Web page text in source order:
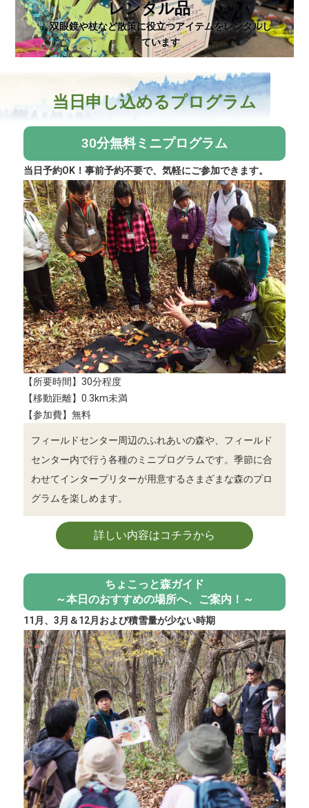
レンタル品
双眼鏡や杖など散策に役立つアイテムをレンタルし
ています
当日申し込めるプログラム
30分無料ミニプログラム
当日予約OK！事前予約不要で、気軽にご参加できます。
【所要時間】30分程度
【移動距離】0.3km未満
【参加費】無料
フィールドセンター周辺のふれあいの森や、フィールド
センター内で行う各種のミニプログラムです。季節に合
わせてインタープリターが用意するさまざまな森のプロ
グラムを楽しめます。
詳しい内容はコチラから
ちょこっと森ガイド
～本日のおすすめの場所へ、ご案内！～
11月、3月＆12月および積雪量が少ない時期